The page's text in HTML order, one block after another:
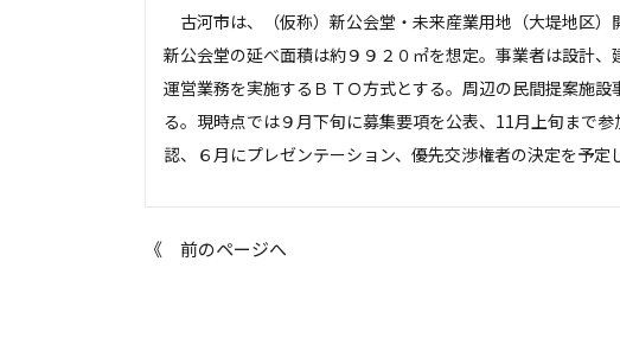
古河市は、（仮称）新公会堂・未来産業用地（大堤地区）
新公会堂の延べ面積は約９９２０㎡を想定。事業者は設計
運営業務を実施するＢＴＯ方式とする。周辺の民間提案施
る。現時点では９月下旬に募集要項を公表、11月上旬まで
認、６月にプレゼンテーション、優先交渉権者の決定を予定
《 前のページへ